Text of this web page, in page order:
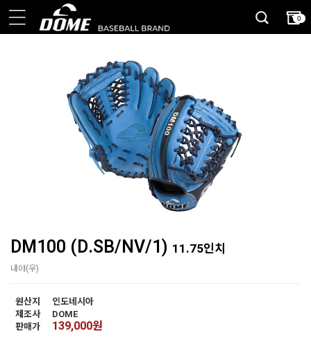
0
DM100 (D.SB/NV/1) 11.75인치
내야(우)
원산지
인도네시아
제조사
DOME
판매가
139,000원